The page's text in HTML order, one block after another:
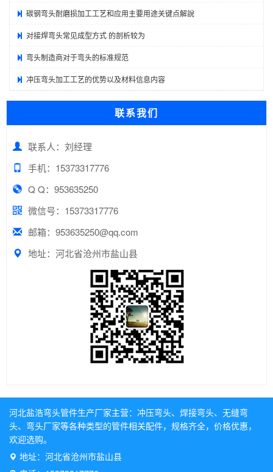
碳钢弯头耐磨损加工工艺和应用主要用途关键点解說
对接焊弯头常见成型方式 的剖析较为
弯头制造商对于弯头的标准规范
冲压弯头加工工艺的优势以及材料信息内容
联系我们
联系人：刘经理
手机：15373317776
Q Q：953635250
微信号：15373317776
邮箱：953635250@qq.com
地址：河北省沧州市盐山县
河北盐浩弯头管件生产厂家主营： 冲压弯头、 焊接弯头、 无缝弯
头、 弯头厂家等各种类型的管件相关配件，规格齐全，价格优惠，
欢迎选购。
地址：河北省沧州市盐山县